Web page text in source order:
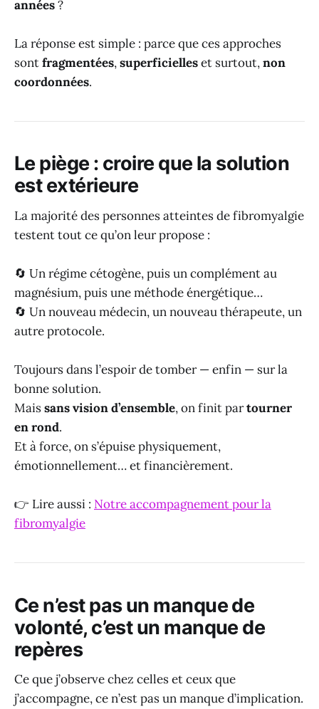
années?
La réponse est simple : parce que ces approches
sontfragmentées,superficielleset surtout,non
coordonnées.
Le piège : croire que la solution
est extérieure
La majorité des personnes atteintes de fibromyalgie
testent tout ce qu’on leur propose :
🔄 Un régime cétogène, puis un complément au
magnésium, puis une méthode énergétique…
🔄 Un nouveau médecin, un nouveau thérapeute, un
autre protocole.
Toujours dans l’espoir de tomber — enfin — sur la
bonne solution.
Maissans vision d’ensemble, on finit partourner
en rond.
Et à force, on s’épuise physiquement,
émotionnellement… et financièrement.
👉 Lire aussi : Notre accompagnement pour la
fibromyalgie
Ce n’est pas un manque de
volonté, c’est un manque de
repères
Ce que j’observe chez celles et ceux que
j’accompagne, ce n’est pas un manque d’implication.